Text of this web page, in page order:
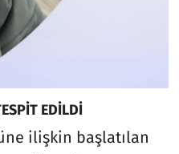
EDİLDİ
ilişkin başlatılan